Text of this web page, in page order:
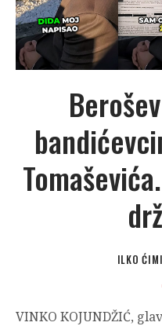
ILKO
VINKO KOJUNDŽIĆ,